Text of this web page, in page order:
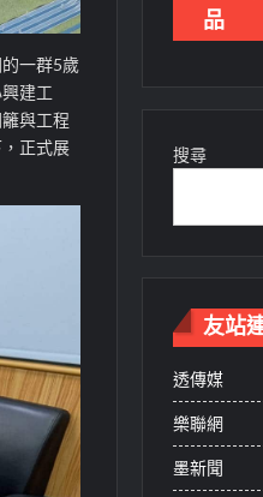
一群5歲
建工
與工程
正式展
品
搜尋
友站
透傳媒
樂聯網
墨新聞